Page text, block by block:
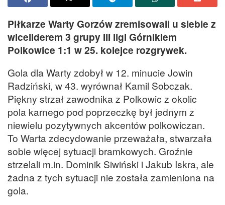
Piłkarze Warty Gorzów zremisowali u siebie z
wiceliderem 3 grupy III ligi Górnikiem
Polkowice 1:1 w 25. kolejce rozgrywek.
Gola dla Warty zdobył w 12. minucie Jowin
Radziński, w 43. wyrównał Kamil Sobczak.
Piękny strzał zawodnika z Polkowic z okolic
pola karnego pod poprzeczkę był jednym z
niewielu pozytywnych akcentów polkowiczan.
To Warta zdecydowanie przeważała, stwarzała
sobie więcej sytuacji bramkowych. Groźnie
strzelali m.in. Dominik Siwiński i Jakub Iskra, ale
żadna z tych sytuacji nie została zamieniona na
gola.